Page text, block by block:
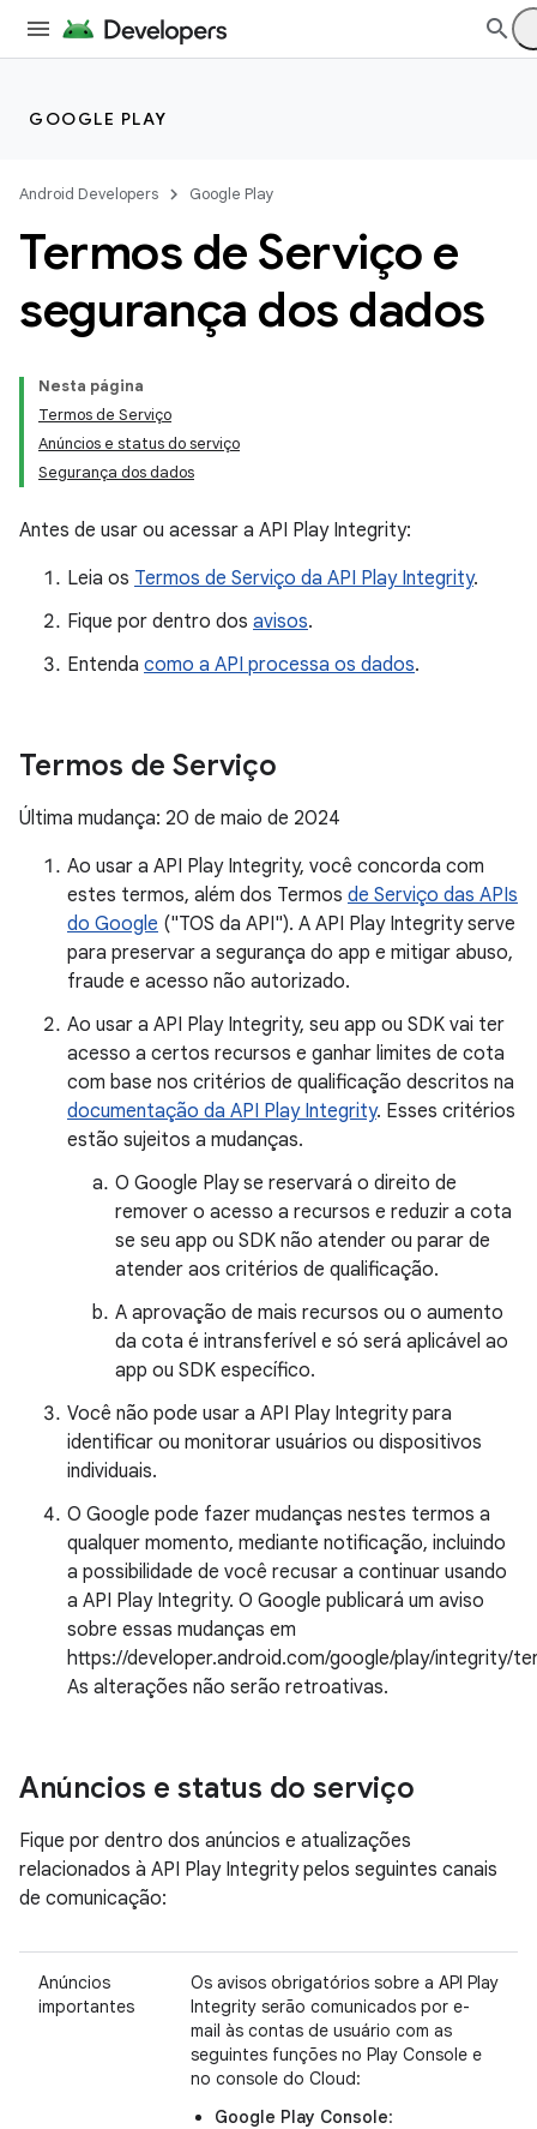
GOOGLE PLAY
Android Developers Google Play
Termos de Serviço e
segurança dos dados
Nesta página
Termos de Serviço
Anúncios e status do serviço
Segurança dos dados
Antes de usar ou acessar a API Play Integrity:
Leia os Termos de Serviço da API Play Integrity.
Fique por dentro dos avisos.
Entenda como a API processa os dados.
Termos de Serviço
Última mudança: 20 de maio de 2024
Ao usar a API Play Integrity, você concorda com
estes termos, além dos Termos de Serviço das APIs
do Google ("TOS da API"). A API Play Integrity serve
para preservar a segurança do app e mitigar abuso,
fraude e acesso não autorizado.
Ao usar a API Play Integrity, seu app ou SDK vai ter
acesso a certos recursos e ganhar limites de cota
com base nos critérios de qualificação descritos na
documentação da API Play Integrity. Esses critérios
estão sujeitos a mudanças.
O Google Play se reservará o direito de
remover o acesso a recursos e reduzir a cota
se seu app ou SDK não atender ou parar de
atender aos critérios de qualificação.
A aprovação de mais recursos ou o aumento
da cota é intransferível e só será aplicável ao
app ou SDK específico.
Você não pode usar a API Play Integrity para
identificar ou monitorar usuários ou dispositivos
individuais.
O Google pode fazer mudanças nestes termos a
qualquer momento, mediante notificação, incluindo
a possibilidade de você recusar a continuar usando
a API Play Integrity. O Google publicará um aviso
sobre essas mudanças em
https://developer.android.com/google/play/integrity/
As alterações não serão retroativas.
Anúncios e status do serviço
Fique por dentro dos anúncios e atualizações
relacionados à API Play Integrity pelos seguintes canais
de comunicação:
Anúncios
importantes
Os avisos obrigatórios sobre a API Play
Integrity serão comunicados por e-
mail às contas de usuário com as
seguintes funções no Play Console e
no console do Cloud:
Google Play Console: